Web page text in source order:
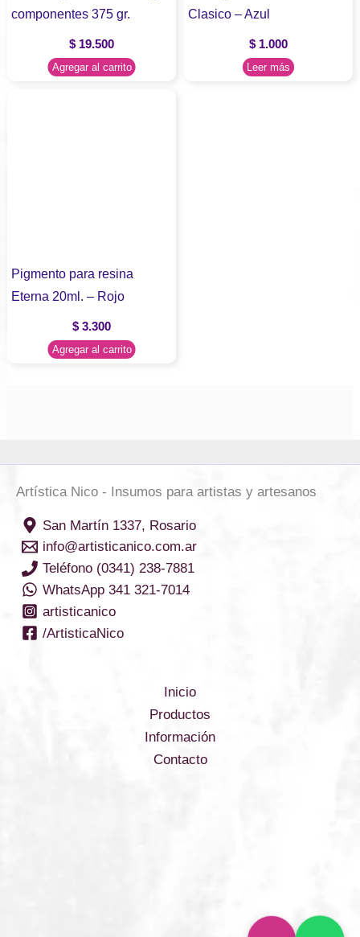
componentes 375 gr.
$ 19.500
Agregar al carrito
Clasico – Azul
$1.000
Leer más
Pigmento para resina
Eterna 20ml. – Rojo
$ 3.300
Agregar al carrito
Artística Nico - Insumos para artistas y artesanos
San Martín 1337, Rosario
info@artisticanico.com.ar
Teléfono (0341) 238-7881
WhatsApp 341 321-7014
artisticanico
/ArtisticaNico
Inicio
Productos
Información
Contacto